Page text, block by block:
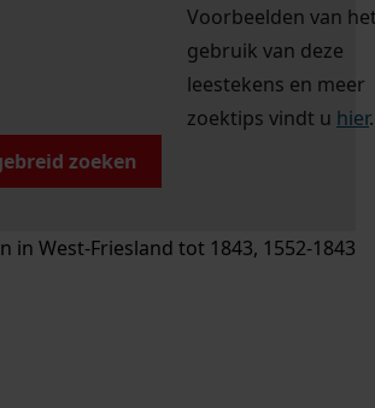
Voorbeelden van
gebruik van deze
leestekens en meer
zoektips vindt u hier.
zoeken
in West-Friesland tot 1843, 1552-1843